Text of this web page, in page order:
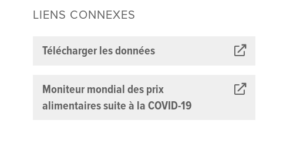
LIENS CONNEXES
Télécharger les données
Moniteur mondial des prix
alimentaires suite à la COVID-19